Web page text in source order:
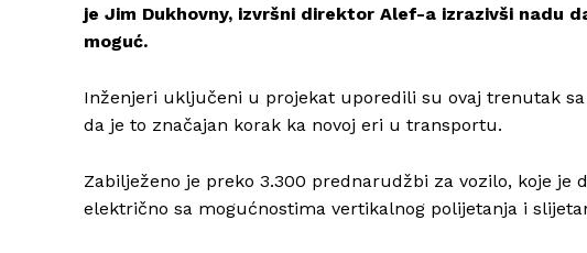
je Jim Dukhovny, izvršni direktor Alef-a izrazivši nadu
moguć.
Inženjeri uključeni u projekat uporedili su ovaj trenutak
da je to značajan korak ka novoj eri u transportu.
Zabilježeno je preko 3.300 prednarudžbi za vozilo, koje
električno sa mogućnostima vertikalnog polijetanja i